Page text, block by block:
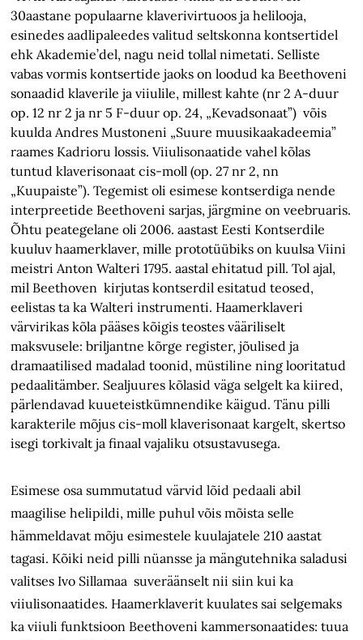
30aastane populaarne klaverivirtuoos ja helilooja,
esinedes aadlipaleedes valitud seltskonna kontsertidel
ehk Akademie’del, nagu neid tollal nimetati. Selliste
vabas vormis kontsertide jaoks on loodud ka Beethoveni
sonaadid klaverile ja viiulile, millest kahte (nr 2 A-duur
op. 12 nr 2 ja nr 5 F-duur op. 24, „Kevadsonaat”) võis
kuulda Andres Mustoneni „Suure muusikaakadeemia”
raames Kadrioru lossis. Viiulisonaatide vahel kõlas
tuntud klaverisonaat cis-moll (op. 27 nr 2, nn
„Kuupaiste”). Tegemist oli esimese kontserdiga nende
interpreetide Beethoveni sarjas, järgmine on veebruaris.
Õhtu peategelane oli 2006. aastast Eesti Kontserdile
kuuluv haamerklaver, mille prototüübiks on kuulsa Viini
meistri Anton Walteri 1795. aastal ehitatud pill. Tol ajal,
mil Beethoven kirjutas kontserdil esitatud teosed,
eelistas ta ka Walteri instrumenti. Haamerklaveri
värvirikas kõla pääses kõigis teostes vääriliselt
maksvusele: briljantne kõrge register, jõulised ja
dramaatilised madalad toonid, müstiline ning looritatud
pedaalitämber. Sealjuures kõlasid väga selgelt ka kiired,
pärlendavad kuueteistkümnendike käigud. Tänu pilli
karakterile mõjus cis-moll klaverisonaat kargelt, skertso
isegi torkivalt ja finaal vajaliku otsustavusega.
Esimese osa summutatud värvid lõid pedaali abil
maagilise helipildi, mille puhul võis mõista selle
hämmeldavat mõju esimestele kuulajatele 210 aastat
tagasi. Kõiki neid pilli nüansse ja mängutehnika saladusi
valitses Ivo Sillamaa suveräänselt nii siin kui ka
viiulisonaatides. Haamerklaverit kuulates sai selgemaks
ka viiuli funktsioon Beethoveni kammersonaatides: tuua